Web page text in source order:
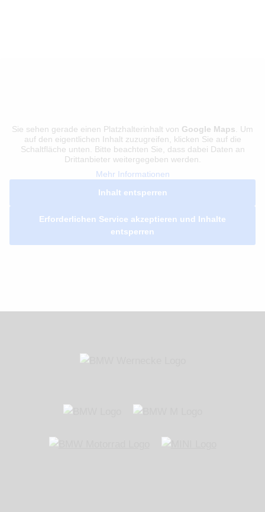
Sie sehen gerade einen Platzhalterinhalt von Google Maps. Um
auf den eigentlichen Inhalt zuzugreifen, klicken Sie auf die
Schaltfläche unten. Bitte beachten Sie, dass dabei Daten an
Drittanbieter weitergegeben werden.
Mehr Informationen
Inhalt entsperren
Erforderlichen Service akzeptieren und Inhalte
entsperren